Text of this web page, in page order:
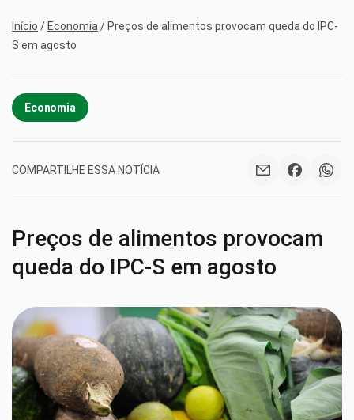
Início / Economia / Preços de alimentos provocam queda do IPC-
S em agosto
Economia
COMPARTILHE ESSA NOTÍCIA
Preços de alimentos provocam
queda do IPC-S em agosto